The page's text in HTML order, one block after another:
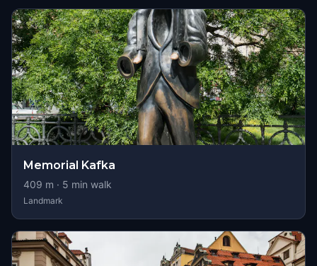
Memorial Kafka
409 m · 5 min walk
Landmark